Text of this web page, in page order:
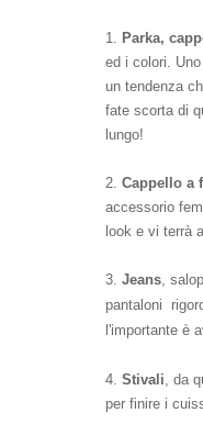
1. Parka,
ed i colori.
un tendenza
fate scorta di
lungo!
2. Cappello a
accessorio
look e vi terrà
3. Jeans
pantaloni
l'importante è
4. Stivali , da
per finire i